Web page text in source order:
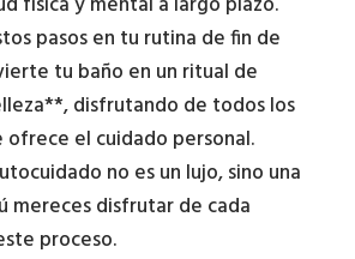
pasos en tu rutina de fin de
tu baño en un ritual de
disfrutando de todos los
ofrece el cuidado personal.
no es un lujo, sino una
mereces disfrutar de cada
proceso.